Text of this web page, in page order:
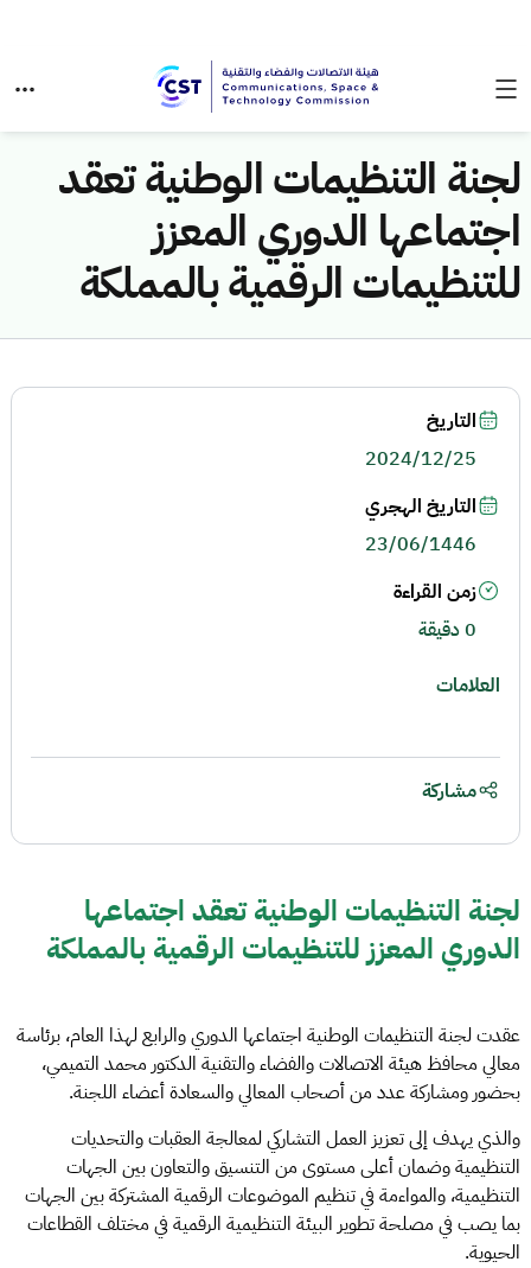
لجنة التنظيمات الوطنية تعقد
اجتماعها الدوري المعزز
للتنظيمات الرقمية بالمملكة
لجنة التنظيمات الوطنية تعقد اجتماعها
الدوري المعزز للتنظيمات الرقمية بالمملكة
عقدت لجنة التنظيمات الوطنية اجتماعها الدوري والرابع لهذا العام، برئاسة
معالي محافظ هيئة الاتصالات والفضاء والتقنية الدكتور محمد التميمي،
بحضور ومشاركة عدد من أصحاب المعالي والسعادة أعضاء اللجنة.
والذي يهدف إلى تعزيز العمل التشاركي لمعالجة العقبات والتحديات
التنظيمية وضمان أعلى مستوى من التنسيق والتعاون بين الجهات
التنظيمية، والمواءمة في تنظيم الموضوعات الرقمية المشتركة بين الجهات
بما يصب في مصلحة تطوير البيئة التنظيمية الرقمية في مختلف القطاعات
الحيوية.
التاريخ
2024/12/25
التاريخ الهجري
23/06/1446
زمن القراءة
0 دقيقة
العلامات
مشاركة